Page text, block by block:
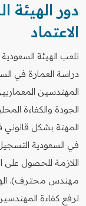
دور
الاعتماد
دراسة العمارة في
المهندسين
الجودة والكفاءة
المهنة بشكل
في السعودية التسجيل
اللازمة للحصول
مهندس محترف).
لرفع كفاءة